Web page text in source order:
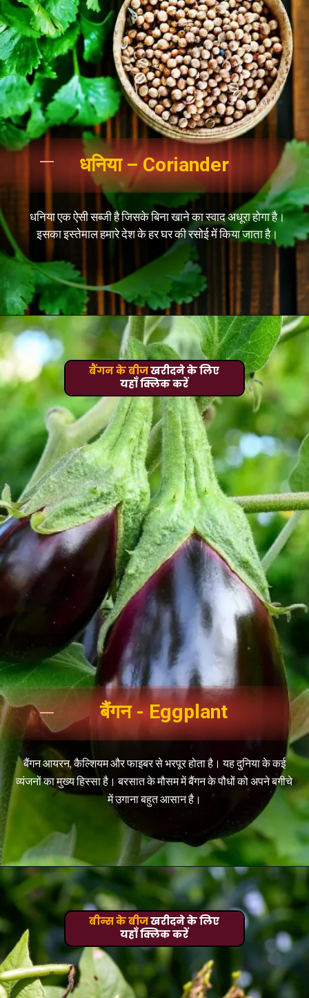
धनिया एक ऐसी सब्जी है जिसके बिना खाने का स्वाद अधूरा होगा है।
इसका इस्तेमाल हमारे देश के हर घर की रसोई में किया जाता है।
धनिया – Coriander
बैंगनआयरन,कैल्शियमऔर फाइबर से भरपूर होता है। यह दुनिया के कई
व्यंजनों का मुख्य हिस्सा है। बरसात के मौसम में बैंगन के पौधों को अपने बगीचे
में उगाना बहुत आसान है।
बैंगन - Eggplant
बैंगन के बीजखरीदने के लिए
यहाँ क्लिक करें
बीन्स के बीजखरीदने के लिए
यहाँ क्लिक करें